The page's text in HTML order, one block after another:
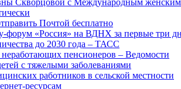
Скворцовой с Международным
Почтой бесплатно
форум «Россия» на ВДНХ за первые три
до 2030 года – ТАСС
пенсионеров – Ведомости
с тяжелыми заболеваниями
работников в сельской местности
ресурсам